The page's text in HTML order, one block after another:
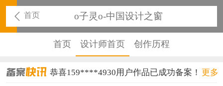
首页 o子灵o-中国设计之窗
首页 设计师首页 创作历程
恭喜159****4930用户作品已成功备案！ 更多